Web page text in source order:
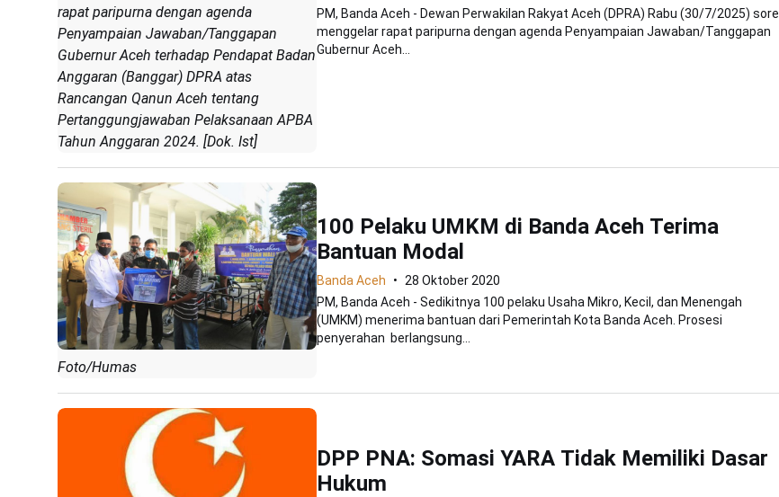
rapat paripurna dengan agenda
Penyampaian Jawaban/Tanggapan
Gubernur Aceh terhadap Pendapat Badan
Anggaran (Banggar) DPRA atas
Rancangan Qanun Aceh tentang
Pertanggungjawaban Pelaksanaan APBA
Tahun Anggaran 2024. [Dok. Ist]
PM, Banda Aceh - Dewan Perwakilan Rakyat Aceh (DPRA) Rabu (30/7/2025) sore
menggelar rapat paripurna dengan agenda Penyampaian Jawaban/Tanggapan
Gubernur Aceh...
Foto/Humas
100 Pelaku UMKM di Banda Aceh Terima
Bantuan Modal
Banda Aceh
28 Oktober 2020
PM, Banda Aceh - Sedikitnya 100 pelaku Usaha Mikro, Kecil, dan Menengah
(UMKM) menerima bantuan dari Pemerintah Kota Banda Aceh. Prosesi
penyerahan berlangsung...
DPP PNA: Somasi YARA Tidak Memiliki Dasar
Hukum